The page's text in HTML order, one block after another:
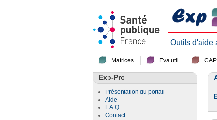
Outils d'aide
Matrices Evalutil
Exp-Pro
Présentation du portail
Aide
F.A.Q.
Contact